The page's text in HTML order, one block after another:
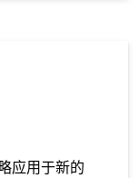
应用于新的